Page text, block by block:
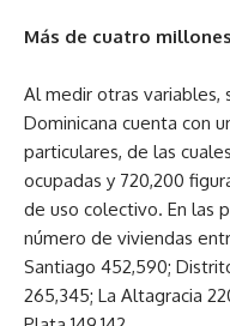
Más de cuatro
Al medir otras variables,
Dominicana cuenta con
particulares, de las
ocupadas y 720,200
de uso colectivo. En las
número de viviendas
Santiago 452,590;
265,345; La Altagracia